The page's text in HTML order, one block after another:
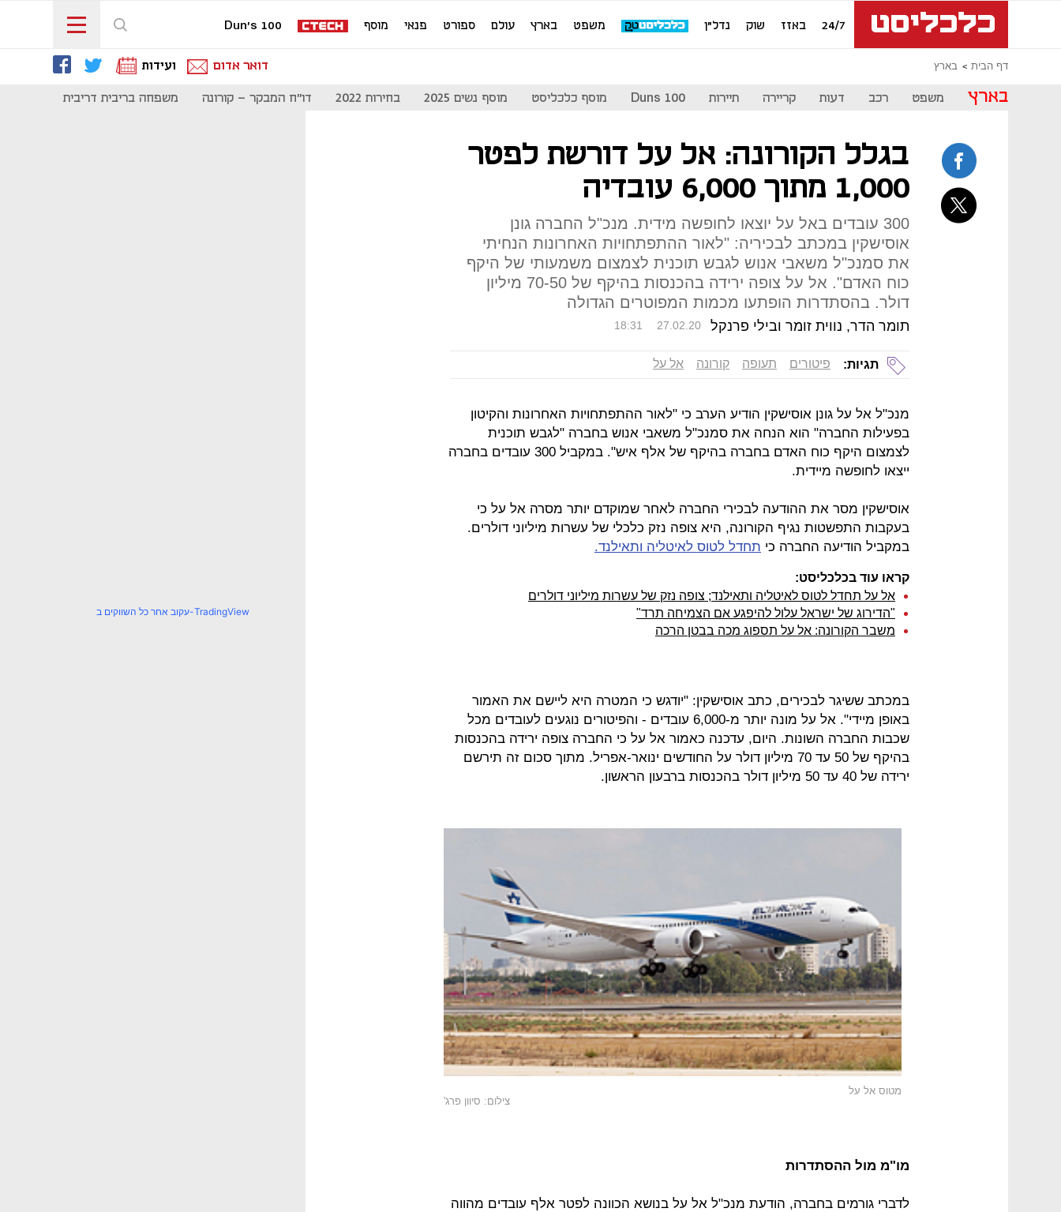
24/7 באזז שוק נדל"ן משפט בארץ עולם ספורט פנאי מוסף Dun's 100
דף הבית בארץ דואר אדום ועידות
בארץ משפט רכב דעות קריירה תיירות Duns 100 מוסף כלכליסט מוסף נשים 2025 בחירות 2022 דו"ח המבקר - קורונה משפחה בריבית דריבית
בגלל הקורונה: אל על דורשת לפטר
1,000 מתוך 6,000 עובדיה
300 עובדים באל על יוצאו לחופשה מידית. מנכ"ל החברה גונן
אוסישקין במכתב לבכיריה: "לאור ההתפתחויות האחרונות הנחיתי
את סמנכ"ל משאבי אנוש לגבש תוכנית לצמצום משמעותי של היקף
כוח האדם". אל על צופה ירידה בהכנסות בהיקף של 70-50 מיליון
דולר. בהסתדרות הופתעו מכמות המפוטרים הגדולה
תומר הדר, נווית זומר ובילי פרנקל 18:31 27.02.20
תגיות: פיטורים תעופה קורונה אל על
מנכ"ל אל על גונן אוסישקין הודיע הערב כי "לאור ההתפתחויות האחרונות והקיטון
בפעילות החברה" הוא הנחה את סמנכ"ל משאבי אנוש בחברה "לגבש תוכנית
לצמצום היקף כוח האדם בחברה בהיקף של אלף איש". במקביל 300 עובדים בחברה
ייצאו לחופשה מיידית.
אוסישקין מסר את ההודעה לבכירי החברה לאחר שמוקדם יותר מסרה אל על כי
בעקבות התפשטות נגיף הקורונה, היא צופה נזק כלכלי של עשרות מיליוני דולרים.
במקביל הודיעה החברה כי תחדל לטוס לאיטליה ותאילנד.
קראו עוד בכלכליסט:
אל על תחדל לטוס לאיטליה ותאילנד; צופה נזק של עשרות מיליוני דולרים
"הדירוג של ישראל עלול להיפגע אם הצמיחה תרד"
משבר הקורונה: אל על תספוג מכה בבטן הרכה
במכתב ששיגר לבכירים, כתב אוסישקין: "יודגש כי המטרה היא ליישם את האמור
באופן מיידי". אל על מונה יותר מ-6,000 עובדים - והפיטורים נוגעים לעובדים מכל
שכבות החברה השונות. היום, עדכנה כאמור אל על כי החברה צופה ירידה בהכנסות
בהיקף של 50 עד 70 מיליון דולר על החודשים ינואר-אפריל. מתוך סכום זה תירשם
ירידה של 40 עד 50 מיליון דולר בהכנסות ברבעון הראשון.
מטוס אל על
צילום: סיוון פרג'
מו"מ מול ההסתדרות
לדברי גורמים בחברה, הודעת מנכ"ל אל על בנושא הכוונה לפטר אלף עובדים מהווה
עקוב אחר כל השווקים ב-TradingView